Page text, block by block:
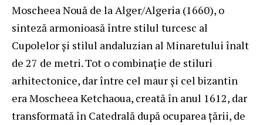
Moscheea Nouă de la Alger/Algeria (1660), o
sinteză armonioasă între stilul turcesc al
Cupolelor şi stilul andaluzian al Minaretului înalt
de 27 de metri. Tot o combinaţie de stiluri
arhitectonice, dar între cel maur şi cel bizantin
era Moscheea Ketchaoua, creată în anul 1612, dar
transformată în Catedrală după ocuparea ţării, de